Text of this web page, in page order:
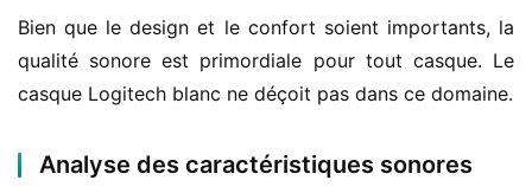
Bien que le design et le confort soient importants, la
qualité sonore est primordiale pour tout casque. Le
casque Logitech blanc ne déçoit pas dans ce domaine.
Analyse des caractéristiques sonores